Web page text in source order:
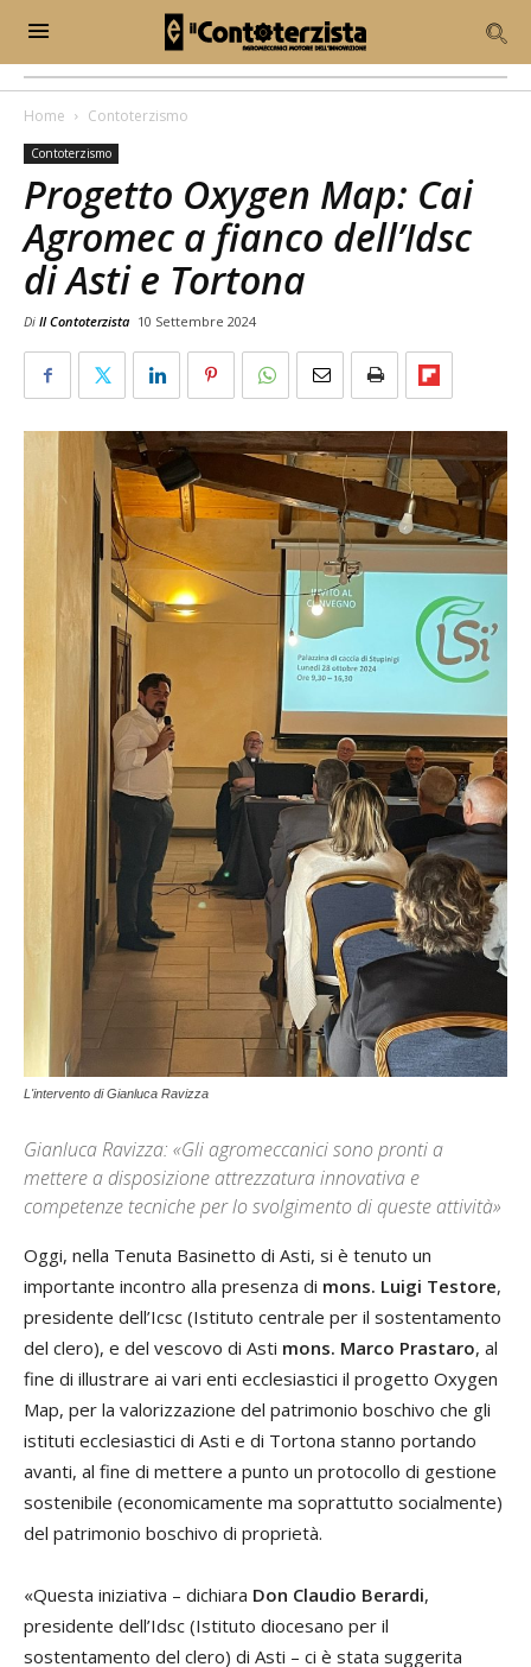
Home Contoterzismo
Contoterzismo
Progetto Oxygen Map: Cai
Agromec a fianco dell’Idsc
di Asti e Tortona
Di Il Contoterzista 10 Settembre 2024
L'intervento di Gianluca Ravizza
Gianluca Ravizza: «Gli agromeccanici sono pronti a
mettere a disposizione attrezzatura innovativa e
competenze tecniche per lo svolgimento di queste attività»
Oggi, nella Tenuta Basinetto di Asti, si è tenuto un
importante incontro alla presenza di mons. Luigi Testore,
presidente dell’Icsc (Istituto centrale per il sostentamento
del clero), e del vescovo di Asti mons. Marco Prastaro, al
fine di illustrare ai vari enti ecclesiastici il progetto Oxygen
Map, per la valorizzazione del patrimonio boschivo che gli
istituti ecclesiastici di Asti e di Tortona stanno portando
avanti, al fine di mettere a punto un protocollo di gestione
sostenibile (economicamente ma soprattutto socialmente)
del patrimonio boschivo di proprietà.
«Questa iniziativa – dichiara Don Claudio Berardi,
presidente dell’Idsc (Istituto diocesano per il
sostentamento del clero) di Asti – ci è stata suggerita